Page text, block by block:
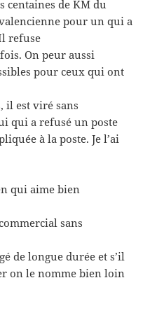
centaines de KM du
pour un qui a
refuse
On peur aussi
pour ceux qui ont
il est viré sans
qui a refusé un poste
à la poste. Je l’ai
qui aime bien
sans
de longue durée et s’il
on le nomme bien loin